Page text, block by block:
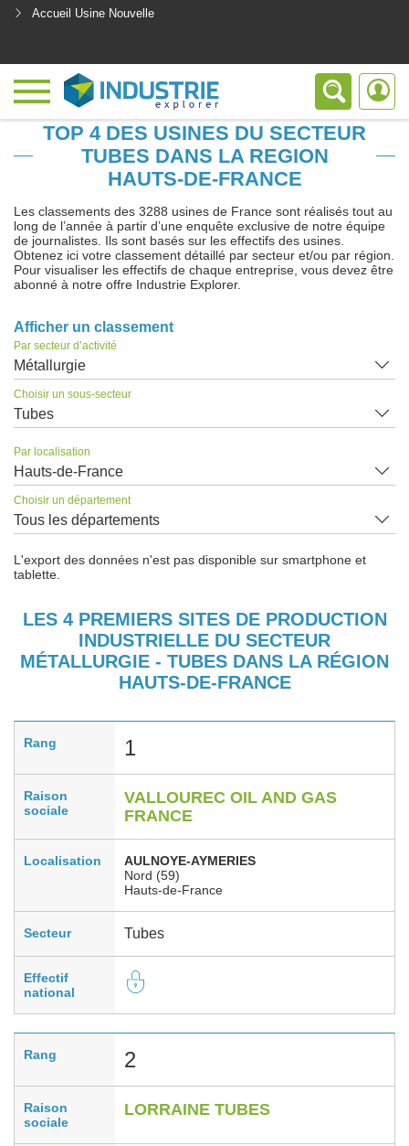
Accueil Usine Nouvelle
TOP 4 DES USINES DU SECTEUR
TUBES DANS LA REGION
HAUTS-DE-FRANCE
Les classements des 3288 usines de France sont réalisés tout au
long de l’année à partir d’une enquête exclusive de notre équipe
de journalistes. Ils sont basés sur les effectifs des usines.
Obtenez ici votre classement détaillé par secteur et/ou par région.
Pour visualiser les effectifs de chaque entreprise, vous devez être
abonné à notre offre Industrie Explorer.
Afficher un classement
Par secteur d’activité
Métallurgie
Choisir un sous-secteur
Tubes
Par localisation
Hauts-de-France
Choisir un département
Tous les départements
L'export des données n'est pas disponible sur smartphone et
tablette.
LES 4 PREMIERS SITES DE PRODUCTION
INDUSTRIELLE DU SECTEUR
MÉTALLURGIE - TUBES DANS LA RÉGION
HAUTS-DE-FRANCE
Rang 1
Raison
sociale
VALLOUREC OIL AND GAS
FRANCE
Localisation
AULNOYE-AYMERIES
Nord (59)
Hauts-de-France
Secteur Tubes
Effectif
national
Rang 2
Raison
sociale
LORRAINE TUBES